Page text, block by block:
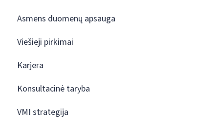
Asmens duomenų apsauga
Viešieji pirkimai
Karjera
Konsultacinė taryba
VMI strategija